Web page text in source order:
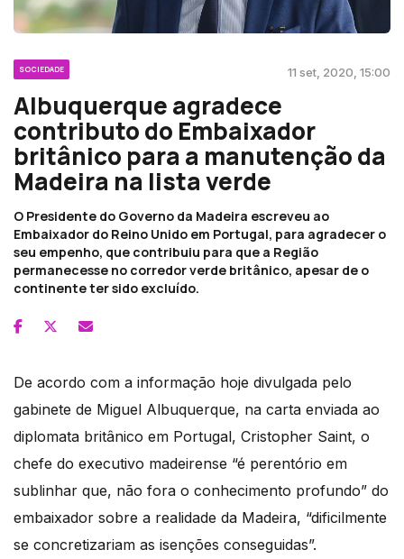
SOCIEDADE 11 set, 2020, 15:00
Albuquerque agradece
contributo do Embaixador
britânico para a manutenção da
Madeira na lista verde
O Presidente do Governo da Madeira escreveu ao
Embaixador do Reino Unido em Portugal, para agradecer o
seu empenho, que contribuiu para que a Região
permanecesse no corredor verde britânico, apesar de o
continente ter sido excluído.
De acordo com a informação hoje divulgada pelo
gabinete de Miguel Albuquerque, na carta enviada ao
diplomata britânico em Portugal, Cristopher Saint, o
chefe do executivo madeirense “é perentório em
sublinhar que, não fora o conhecimento profundo” do
embaixador sobre a realidade da Madeira, “dificilmente
se concretizariam as isenções conseguidas”.